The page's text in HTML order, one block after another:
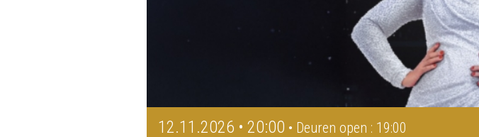
12.11.2026 • 20:00 • Deuren open : 19:00